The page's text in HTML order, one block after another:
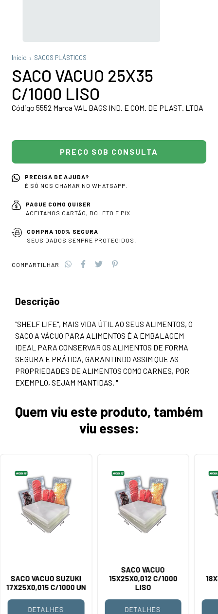
Início SACOS PLÁSTICOS
SACO VACUO 25X35
C/1000 LISO
Código 5552 Marca VAL BAGS IND. E COM. DE PLAST. LTDA
PRECISA DE AJUDA?
É SÓ NOS CHAMAR NO WHATSAPP.
PAGUE COMO QUISER
ACEITAMOS CARTÃO, BOLETO E PIX.
COMPRA 100% SEGURA
SEUS DADOS SEMPRE PROTEGIDOS.
COMPARTILHAR
Descrição
"SHELF LIFE", MAIS VIDA ÚTIL AO SEUS ALIMENTOS, O
SACO A VÁCUO PARA ALIMENTOS É A EMBALAGEM
IDEAL PARA CONSERVAR OS ALIMENTOS DE FORMA
SEGURA E PRÁTICA, GARANTINDO ASSIM QUE AS
PROPRIEDADES DE ALIMENTOS COMO CARNES, POR
EXEMPLO, SEJAM MANTIDAS. "
Quem viu este produto, também
viu esses:
SACO VACUO SUZUKI
17X25X0,015 C/1000 UN
DETALHES
SACO VACUO
15X25X0,012 C/1000
LISO
DETALHES